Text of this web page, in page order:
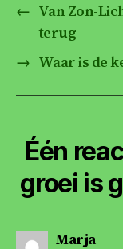
b
o
o
k
← Van Zon-
terug
→ Waar is de
Één
groei is
Marjazegt: